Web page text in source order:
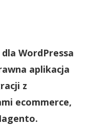
WordPressa
aplikacja
z
ecommerce,